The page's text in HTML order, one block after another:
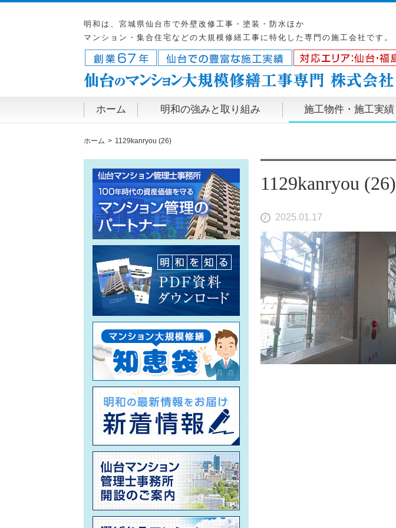
明和は、宮城県仙台市で外壁改修工事・塗装・防水ほか
マンション・集合住宅などの大規模修繕工事に特化した専門の施工会社です。
ホーム 明和の強みと取り組み 施工物件・施工実績
ホーム 1129kanryou (26)
1129kanryou (26)
2025.01.17